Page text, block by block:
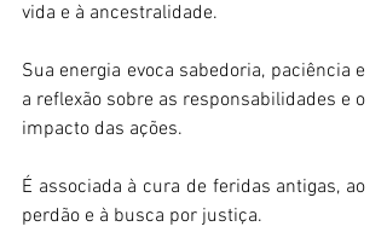
vida e à ancestralidade.
Sua energia evoca sabedoria, paciência e
a reflexão sobre as responsabilidades e o
impacto das ações.
É associada à cura de feridas antigas, ao
perdão e à busca por justiça.